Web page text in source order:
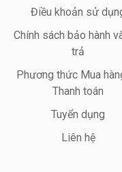
Điều khoản sử
Chính sách bảo hành
trả
Phương thức Mua
Thanh toán
Tuyển dụng
Liên hệ